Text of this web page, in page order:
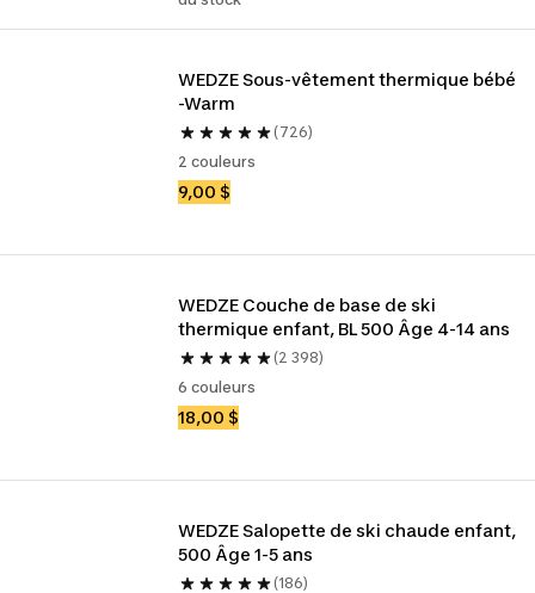
WEDZE Sous-vêtement thermique bébé
-Warm
(726)
2 couleurs
9,00 $
WEDZE Couche de base de ski
thermique enfant, BL 500 Âge 4-14 ans
(2 398)
6 couleurs
18,00 $
WEDZE Salopette de ski chaude enfant,
500 Âge 1-5 ans
(186)